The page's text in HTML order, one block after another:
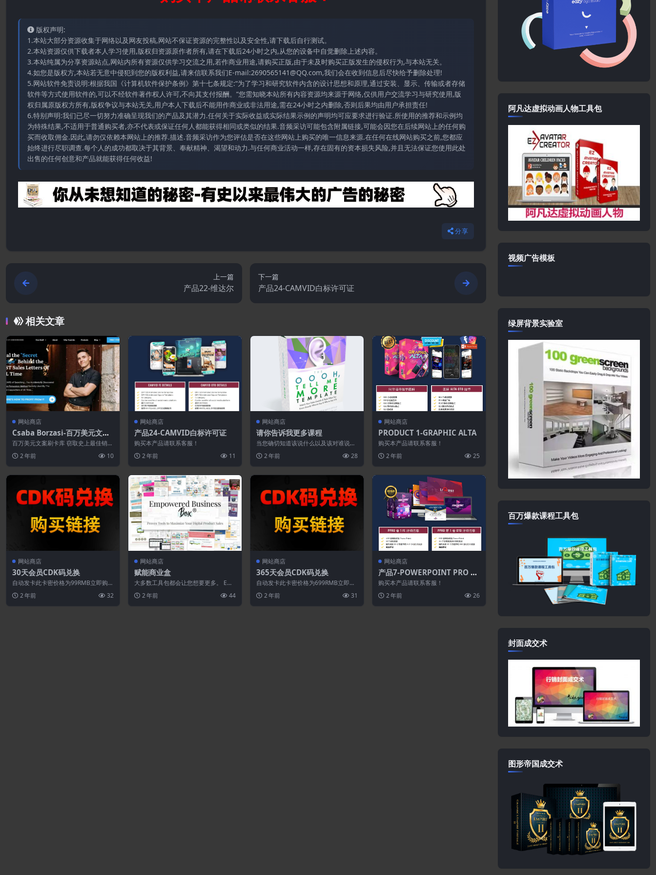
版权声明:
1.本站大部分资源收集于网络以及网友投稿,网站不保证资源的完整性以及安全性,请下载后自行测试。
2.本站资源仅供下载者本人学习使用,版权归资源原作者所有,请在下载后24小时之内,从您的设备中自觉删除上述内容。
3.本站纯属为分享资源站点,网站内所有资源仅供学习交流之用,若作商业用途,请购买正版,由于未及时购买正版发生的侵权行为,与本站无关。
4.如您是版权方,本站若无意中侵犯到您的版权利益,请来信联系我们E-mail:2690565141@QQ.com,我们会在收到信息后尽快给予删除处理!
5.网站软件免责说明:根据我国《计算机软件保护条例》第十七条规定:“为了学习和研究软件内含的设计思想和原理,通过安装、显示、传输或者存储
软件等方式使用软件的,可以不经软件著作权人许可,不向其支付报酬。”您需知晓本站所有内容资源均来源于网络,仅供用户交流学习与研究使用,版
权归属原版权方所有,版权争议与本站无关,用户本人下载后不能用作商业或非法用途,需在24小时之内删除,否则后果均由用户承担责任!
6.特别声明:我们已尽一切努力准确呈现我们的产品及其潜力.任何关于实际收益或实际结果示例的声明均可应要求进行验证.所使用的推荐和示例均
为特殊结果,不适用于普通购买者,亦不代表或保证任何人都能获得相同或类似的结果.音频采访可能包含附属链接,可能会因您在后续网站上的任何购
买而收取佣金.因此,请勿仅依赖本网站上的推荐.描述.音频采访作为您评估是否在这些网站上购买的唯一信息来源.在任何在线网站购买之前,您都应
始终进行尽职调查.每个人的成功都取决于其背景、奉献精神、渴望和动力.与任何商业活动一样,存在固有的资本损失风险,并且无法保证您使用此处
出售的任何创意和产品就能获得任何收益!
分享
上一篇
产品22-维达尔
下一篇
产品24-CAMVID白标许可证
相关文章
网站商店
Csaba Borzasi-百万美元文案
刷卡图书馆
百万美元文案刷卡库 窃取史上最佳销售
信函背后的“秘方” 经过多年的搜索……
我 无...
2 年前 10
网站商店
产品24-CAMVID白标许可证
购买本产品请联系客服！
2 年前
11
网站商店
请你告诉我更多课程
当您确切知道该说什么以及该对谁说
时，您的销售额会翻倍或三倍（价值 1
97 美元）...
2 年前 28
网站商店
PRODUCT 1-GRAPHIC ALTA
购买本产品请联系客服！
2 年前
25
网站商店
30天会员CDK码兑换
自动发卡此卡密价格为99RMB立即购买
2 年前 32
网站商店
赋能商业盒
大多数工具包都会让您想要更多。 Emp
2 年前 44
网站商店
365天会员CDK码兑换
自动发卡此卡密价格为699RMB立即购
2 年前 31
网站商店
产品7-POWERPOINT PRO V
OLUME 1
购买本产品请联系客服！
2 年前
26
阿凡达虚拟动画人物工具包
视频广告模板
绿屏背景实验室
百万爆款课程工具包
封面成交术
图形帝国成交术